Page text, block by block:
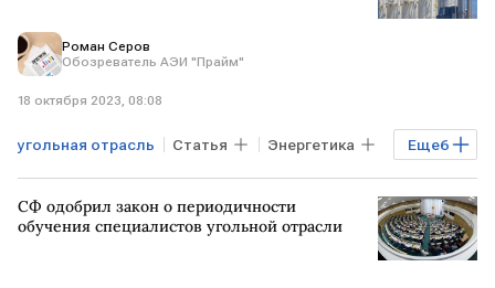
Роман Серов
Обозреватель АЭИ "Прайм"
18 октября 2023, 08:08
Еще6
угольная отрасль Статья Энергетика
Эксклюзив Экономика
Мировая экономика Газ
СФ одобрил закон о периодичности
обучения специалистов угольной отрасли